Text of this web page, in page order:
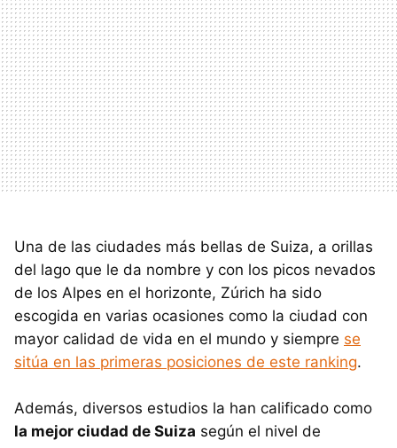
Una de las ciudades más bellas de Suiza, a orillas
del lago que le da nombre y con los picos nevados
de los Alpes en el horizonte, Zúrich ha sido
escogida en varias ocasiones como la ciudad con
mayor calidad de vida en el mundo y siempre se
sitúa en las primeras posiciones de este ranking.
Además, diversos estudios la han calificado como
la mejor ciudad de Suiza según el nivel de